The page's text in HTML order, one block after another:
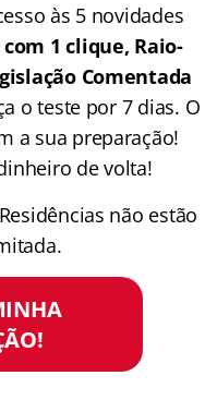
às 5 novidades
1 clique, Raio-
Comentada
o teste por 7 dias. O
a sua preparação!
de volta!
não estão